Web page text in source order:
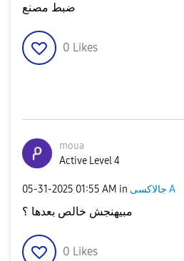
ضبط مصنع
0 Likes
moua
Active Level 4
‎05-31-2025 01:55 AM in جالاكسى A
مبيهنجش خالص بعدها ؟
0 Likes